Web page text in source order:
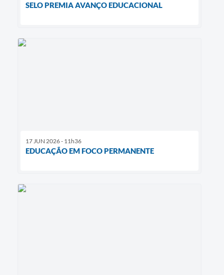
SELO PREMIA AVANÇO EDUCACIONAL
17 JUN 2026 - 11h36
EDUCAÇÃO EM FOCO PERMANENTE